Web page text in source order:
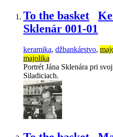
To the basket
Sklenár 001-01
keramika, džbankárstvo,
majolika
Portrét Jána Sklenára pri
Siladiciach.